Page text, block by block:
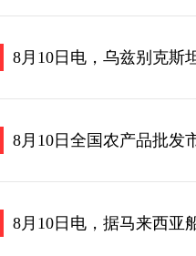
8月10日电，乌兹别克斯
8月10日全国农产品批发